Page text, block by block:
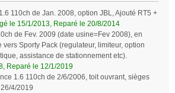
110ch de Jan. 2008, option JBL, Ajouté RT5 +
le 15/1/2013, Reparé le 20/8/2014
de Fev. 2009 (date usine=Fev 2008), en
Sporty Pack (regulateur, limiteur, option
assistance de stationnement etc).
Reparé le 12/1/2019
1.6 110ch de 2/6/2006, toit ouvrant, sièges
4/2019